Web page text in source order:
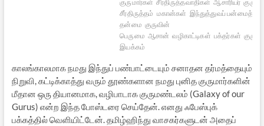
குருமார்கள் சீர்திருத்தவாதிகள் ஆசாரியர் குரு
சீர்திருத்தம் மகான்கள் இந்துத்துவப் பன்மைத்
தன்மை குருவின்
பெருமை ஆசான் வழிகாட்டிகள் பக்தர்கள்
இயக்கம்
காலங்காலமாக நமது இந்துப் பண்பாட்டையும் சனாதன தர்மத்தையும்
நிறுவி, கட்டிக்காத்து வரும் தூண்களான நமது புனித குருமார்களின்
மீதான ஒரு தியானமாக, வழிபாடாக குருமண்டலம் (Galaxy of our
Gurus) என்ற இந்த போஸ்டரை செய்தேன். எனது ஃபேஸ்புக்
பக்கத்தில் வெளியிட்டேன். தமிழ்ஹிந்து வாசகர்களுடன் அதைப்